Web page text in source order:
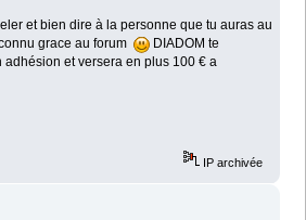
et bien dire à la personne que tu auras au
grace au forum
DIADOM te
adhésion et versera en plus 100 € a
IP archivée